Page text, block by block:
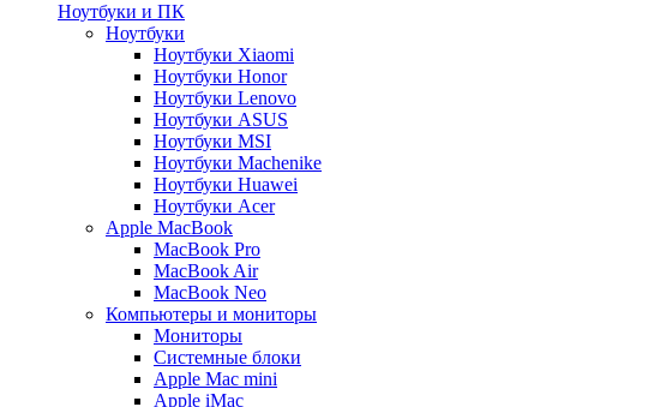
Ноутбуки и ПК
Ноутбуки
Ноутбуки Xiaomi
Ноутбуки Honor
Ноутбуки Lenovo
Ноутбуки ASUS
Ноутбуки MSI
Ноутбуки Machenike
Ноутбуки Huawei
Ноутбуки Acer
Apple MacBook
MacBook Pro
MacBook Air
MacBook Neo
Компьютеры и мониторы
Мониторы
Системные блоки
Apple Mac mini
Apple iMac